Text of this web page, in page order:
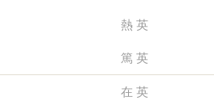
熱 英
篤 英
在 英